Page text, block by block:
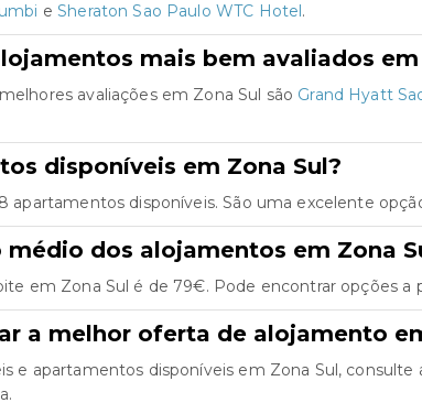
eSheraton Sao Paulo WTC Hotel.
mais bem avaliados em
avaliações em Zona Sul são Grand Hyatt
disponíveis em Zona Sul?
apartamentos disponíveis. São uma excelente
médio dos alojamentos em Zona
em Zona Sul é de 79€. Pode encontrar opções a
a melhor oferta de alojamento
e apartamentos disponíveis em Zona Sul,